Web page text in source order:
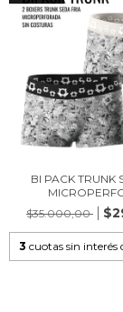
BI PACK TRUNK
$35.000,00
3 cuotas sin interés